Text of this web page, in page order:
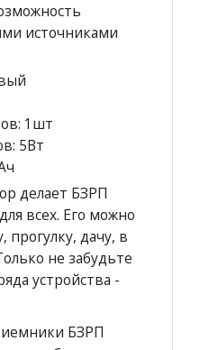
источниками
1шт
5Вт
делает БЗРП
всех. Его можно
прогулку, дачу, в
не забудьте
устройства -
БЗРП